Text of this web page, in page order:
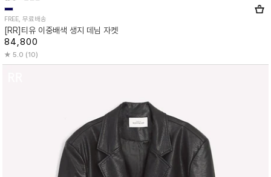
FREE, 무료배송
[RR]티유 이중배색 생지 데님 자켓
84,800
5.0 (10)